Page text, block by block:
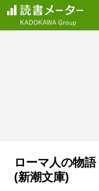
ローマ人の物
(新潮文庫)